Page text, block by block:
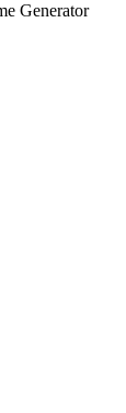
Generator